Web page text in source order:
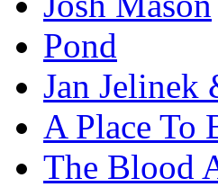
Pond
Jan Jelinek
A Place To
The Blood